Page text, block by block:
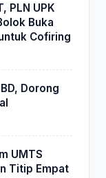
PLN UPK
Buka
Cofiring
Dorong
UMTS
Titip Empat